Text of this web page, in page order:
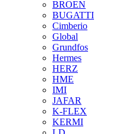
BROEN
BUGATTI
Cimberio
Global
Grundfos
Hermes
HERZ
HME
IMI
JAFAR
K-FLEX
KERMI